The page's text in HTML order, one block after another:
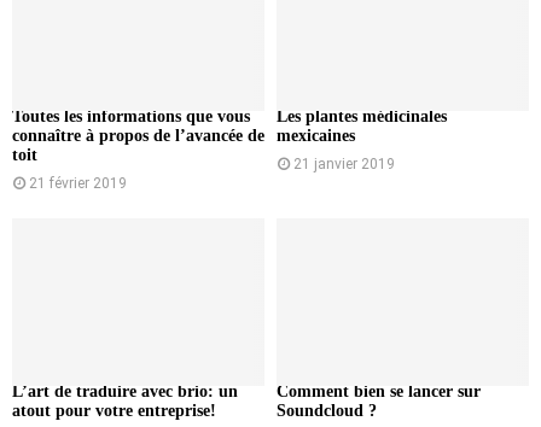
Toutes les informations que vous
connaître à propos de l’avancée de
toit
21 février 2019
Les plantes médicinales
mexicaines
21 janvier 2019
L’art de traduire avec brio: un
atout pour votre entreprise!
Comment bien se lancer sur
Soundcloud ?